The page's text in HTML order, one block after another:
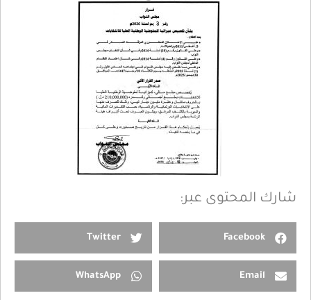
شارك المحتوى عبر:
Facebook
Twitter
Email
WhatsApp